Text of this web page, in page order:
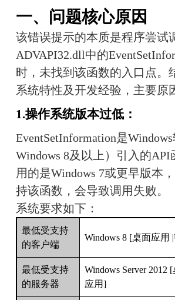
一、问题核心原因
该错误提示的本质是程序尝试
ADVAPI32.dll中的
时，未找到该函数的入口点。
系统特性及开发经验，主要原
1.操作系统版本过低：
EventSetInformation是
Windows 8及以上）引入的API
用的是Windows 7或更早版本
持该函数，会导致调用失败。
系统要求如下：
最低受支持
的客户端
Windows 8 [桌面应用
最低受支持
的服务器
Windows Server 2012
应用]